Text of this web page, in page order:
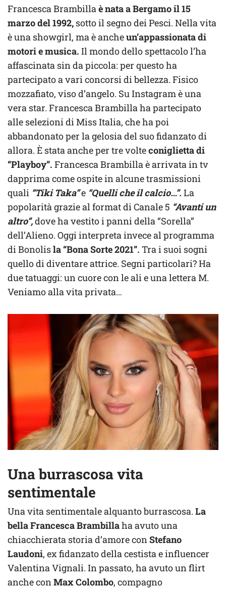
Francesca Brambillaè nata a Bergamo il 15
marzo del 1992, sotto il segno dei Pesci. Nella vita
è una showgirl, ma è ancheun’appassionata di
motori e musica. Il mondo dello spettacolo l’ha
affascinata sin da piccola: per questo ha
partecipato a vari concorsi di bellezza. Fisico
mozzafiato, viso d’angelo. Su Instagram è una
vera star. Francesca Brambilla ha partecipato
alle selezioni di Miss Italia, che ha poi
abbandonato per la gelosia del suo fidanzato di
allora. È stata anche per tre volteconiglietta di
“Playboy”. Francesca Brambilla è arrivata in tv
dapprima come ospite in alcune trasmissioni
quali “Tiki Taka”e “Quelli che il calcio…”. La
popolarità grazie al format di Canale 5 “Avanti un
altro”,dove ha vestito i panni della “Sorella”
dell’Alieno. Oggi interpreta invece al programma
di Bonolisla “Bona Sorte 2021”. Tra i suoi sogni
quello di diventare attrice. Segni particolari? Ha
due tatuaggi: un cuore con le ali e una lettera M.
Veniamo alla vita privata…
Una burrascosa vita
sentimentale
Una vita sentimentale alquanto burrascosa. La
bella Francesca Brambillaha avuto una
chiacchierata storia d’amore conStefano
Laudoni, ex fidanzato della cestista e influencer
Valentina Vignali. In passato, ha avuto un flirt
anche conMax Colombo, compagno